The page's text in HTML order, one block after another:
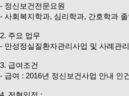
- 정신보건전문요원
- 사회복지학과, 심리학과, 간호학과
2. 주요 업무
- 만성정실질환자관리사업 및 사례관리
3. 급여조건
- 급여 : 2016년 정신보건사업 안내 인